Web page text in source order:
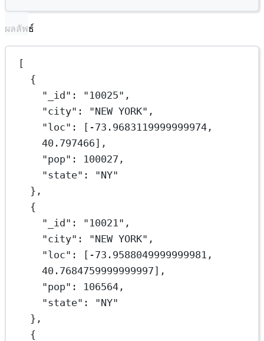
ผลลัพธ์
[
{
"_id" : "10025" ,
"city" : "NEW YORK" ,
"loc" : [ -73.9683119999999974
40.797466],
"pop" : 100027 ,
"state" : "NY"
},
{
"_id" : "10021" ,
"city" : "NEW YORK" ,
"loc" : [ -73.9588049999999981
40.7684759999999997],
"pop" : 106564 ,
"state" : "NY"
},
{